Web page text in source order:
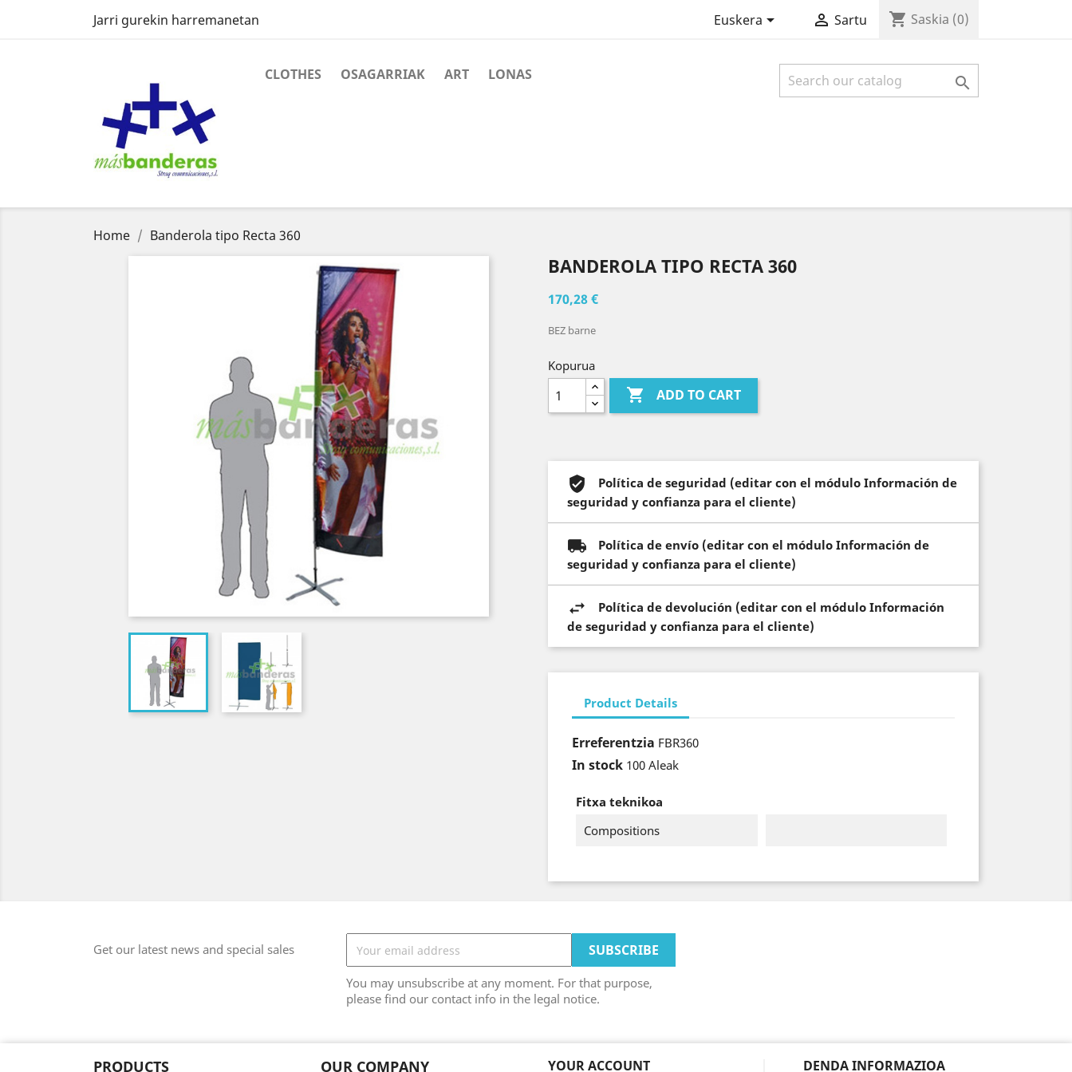
Jarri gurekin harremanetan Euskera  Sartu shopping_cart Saskia (0)
CLOTHES OSAGARRIAK ART LONAS 
Home Banderola tipo Recta 360
BANDEROLA TIPO RECTA 360
170,28 €
BEZ barne
Kopurua
 ADD TO CART
Política de seguridad (editar con el módulo Información de
seguridad y confianza para el cliente)
Política de envío (editar con el módulo Información de
seguridad y confianza para el cliente)
Política de devolución (editar con el módulo Información
de seguridad y confianza para el cliente)
Product Details
Erreferentzia FBR360
In stock 100 Aleak
Fitxa teknikoa
Compositions
Get our latest news and special sales
You may unsubscribe at any moment. For that purpose,
please find our contact info in the legal notice.
PRODUCTS OUR COMPANY YOUR ACCOUNT DENDA INFORMAZIOA